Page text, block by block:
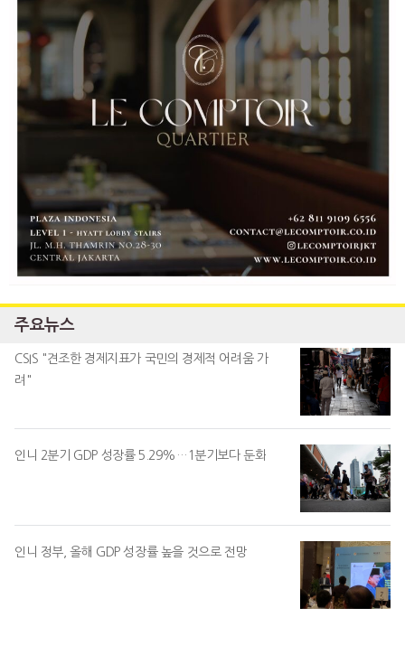
주요뉴스
CSIS "견조한 경제지표가 국민의 경제적 어려움 가
려"
인니 2분기 GDP 성장률 5.29%…1분기보다 둔화
인니 정부, 올해 GDP 성장률 높을 것으로 전망